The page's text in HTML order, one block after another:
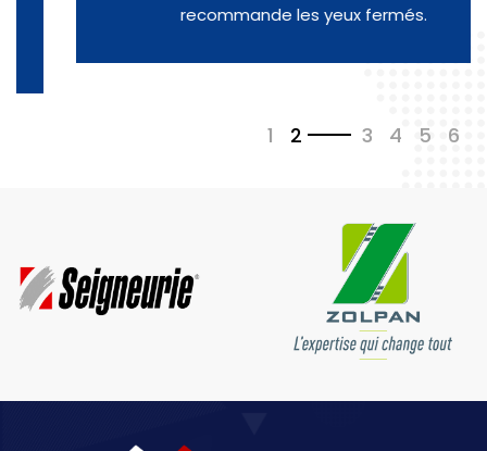
recommande les yeux fermés.